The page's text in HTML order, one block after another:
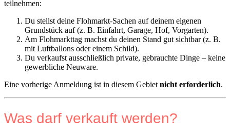
teilnehmen:
Du stellst deine Flohmarkt-Sachen auf deinem eigenen
Grundstück auf (z. B. Einfahrt, Garage, Hof, Vorgarten).
Am Flohmarkttag machst du deinen Stand gut sichtbar (z. B.
mit Luftballons oder einem Schild).
Du verkaufst ausschließlich private, gebrauchte Dinge – keine
gewerbliche Neuware.
Eine vorherige Anmeldung ist in diesem Gebiet nicht erforderlich.
Was darf verkauft werden?